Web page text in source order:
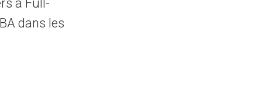
à Full-
dans les